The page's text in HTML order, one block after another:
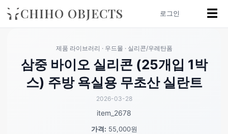
CHIHO OBJECTS 로그인 ☰
제품 라이브러리 · 우드몰 · 실리콘/우레탄폼
삼중 바이오 실리콘 (25개입 1박
스) 주방 욕실용 무초산 실란트
2026-03-28
item_2678
가격: 55,000원